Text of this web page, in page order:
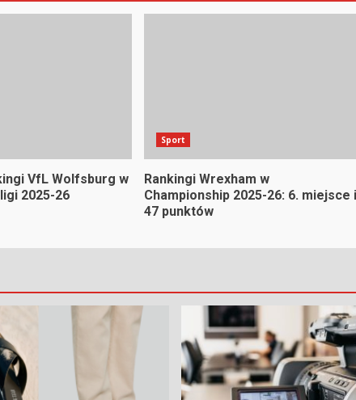
VfL Wolfsburg w
2025-26
Sport
Rankingi Wrexham w
Championship 2025-26: 6. miejsce i
47 punktów